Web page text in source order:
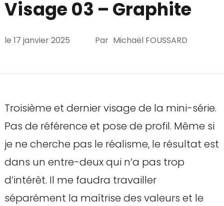
Visage 03 – Graphite
le 17 janvier 2025 Par Michaël FOUSSARD
Troisième et dernier visage de la mini-série.
Pas de référence et pose de profil. Même si
je ne cherche pas le réalisme, le résultat est
dans un entre-deux qui n’a pas trop
d’intérêt. Il me faudra travailler
séparément la maîtrise des valeurs et le